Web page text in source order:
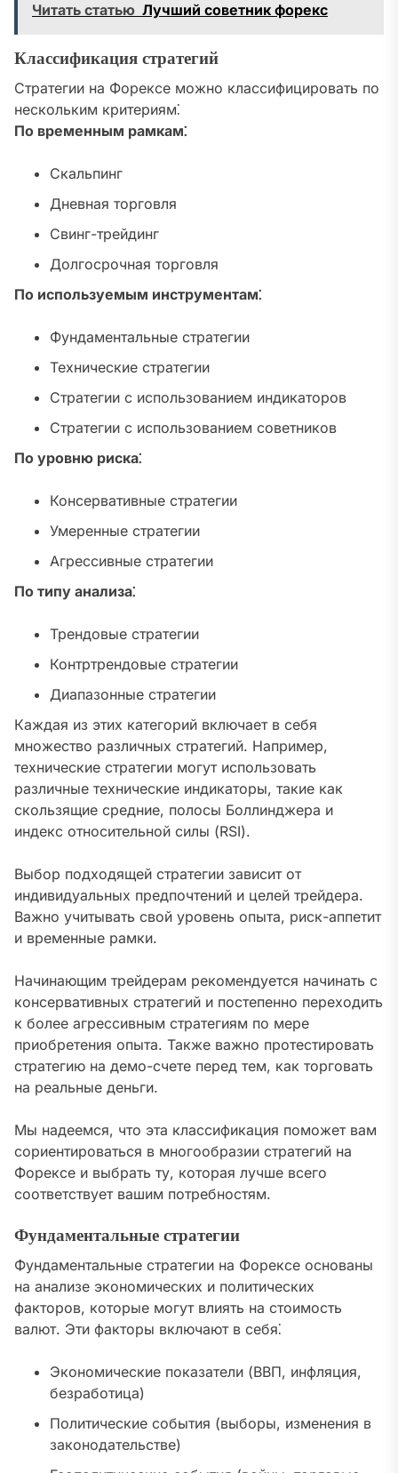
Читать статью Лучший советник форекс
Классификация стратегий
Стратегии на Форексе можно классифицировать по
нескольким критериям⁚
По временным рамкам⁚
Скальпинг
Дневная торговля
Свинг-трейдинг
Долгосрочная торговля
По используемым инструментам⁚
Фундаментальные стратегии
Технические стратегии
Стратегии с использованием индикаторов
Стратегии с использованием советников
По уровню риска⁚
Консервативные стратегии
Умеренные стратегии
Агрессивные стратегии
По типу анализа⁚
Трендовые стратегии
Контртрендовые стратегии
Диапазонные стратегии
Каждая из этих категорий включает в себя
множество различных стратегий. Например,
технические стратегии могут использовать
различные технические индикаторы, такие как
скользящие средние, полосы Боллинджера и
индекс относительной силы (RSI).
Выбор подходящей стратегии зависит от
индивидуальных предпочтений и целей трейдера.
Важно учитывать свой уровень опыта, риск-аппетит
и временные рамки.
Начинающим трейдерам рекомендуется начинать с
консервативных стратегий и постепенно переходить
к более агрессивным стратегиям по мере
приобретения опыта. Также важно протестировать
стратегию на демо-счете перед тем, как торговать
на реальные деньги.
Мы надеемся, что эта классификация поможет вам
сориентироваться в многообразии стратегий на
Форексе и выбрать ту, которая лучше всего
соответствует вашим потребностям.
Фундаментальные стратегии
Фундаментальные стратегии на Форексе основаны
на анализе экономических и политических
факторов, которые могут влиять на стоимость
валют. Эти факторы включают в себя⁚
Экономические показатели (ВВП, инфляция,
безработица)
Политические события (выборы, изменения в
законодательстве)